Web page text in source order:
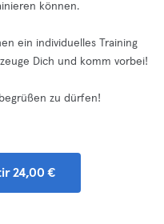
können.
ein individuelles Training
Dich und komm vorbei!
zu dürfen!
24,00 €